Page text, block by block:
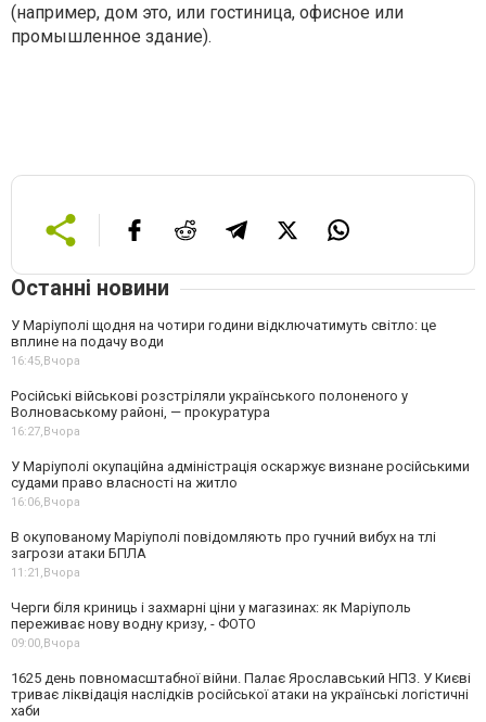
(например, дом это, или гостиница, офисное или
промышленное здание).
Останні новини
У Маріуполі щодня на чотири години відключатимуть світло: це
вплине на подачу води
16:45,Вчора
Російські військові розстріляли українського полоненого у
Волноваському районі, — прокуратура
16:27,Вчора
У Маріуполі окупаційна адміністрація оскаржує визнане російськими
судами право власності на житло
16:06,Вчора
В окупованому Маріуполі повідомляють про гучний вибух на тлі
загрози атаки БПЛА
11:21,Вчора
Черги біля криниць і захмарні ціни у магазинах: як Маріуполь
переживає нову водну кризу, - ФОТО
09:00,Вчора
1625 день повномасштабної війни. Палає Ярославський НПЗ. У Києві
триває ліквідація наслідків російської атаки на українські логістичні
хаби